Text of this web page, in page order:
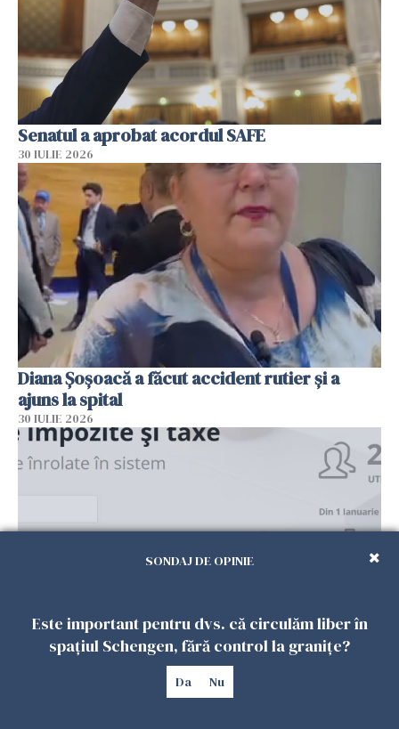
Senatul a aprobat acordul SAFE
30 IULIE 2026
Diana Șoșoacă a făcut accident rutier și a
ajuns la spital
30 IULIE 2026
Alertă DNSC: Noua înșelătorie prin SMS care
golește conturile românilor. Infractorii
folosesc numele Ghișeul.ro și al Poliției
SONDAJ DE OPINIE
Este important pentru dvs. că circulăm liber în
spațiul Schengen, fără control la granițe?
Da Nu